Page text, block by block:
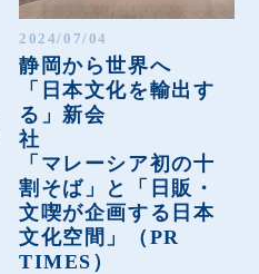
2024/07/04
静岡から世界へ
「日本文化を輸出す
る」新会
「マレーシア初の十
割そば」と「日販・
文喫が企画する日本
文化空間」（PR
TIMES）